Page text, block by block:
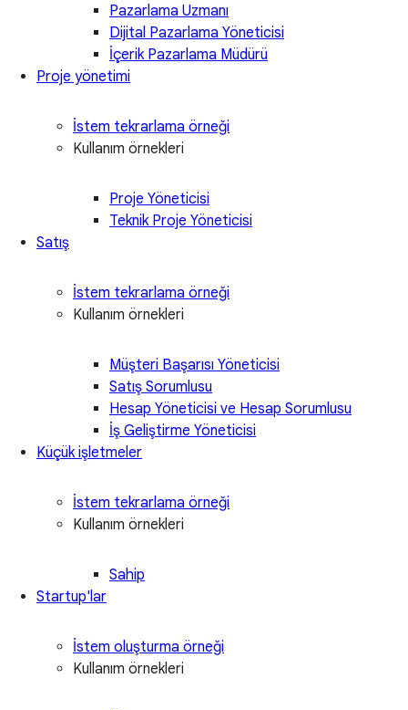
Pazarlama Uzmanı
Dijital Pazarlama Yöneticisi
İçerik Pazarlama Müdürü
Proje yönetimi
İstem tekrarlama örneği
Kullanım örnekleri
Proje Yöneticisi
Teknik Proje Yöneticisi
Satış
İstem tekrarlama örneği
Kullanım örnekleri
Müşteri Başarısı Yöneticisi
Satış Sorumlusu
Hesap Yöneticisi ve Hesap Sorumlusu
İş Geliştirme Yöneticisi
Küçük işletmeler
İstem tekrarlama örneği
Kullanım örnekleri
Sahip
Startup'lar
İstem oluşturma örneği
Kullanım örnekleri